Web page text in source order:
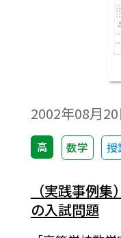
2002年08月20
高 数学 授
（実践事例
の入試問題